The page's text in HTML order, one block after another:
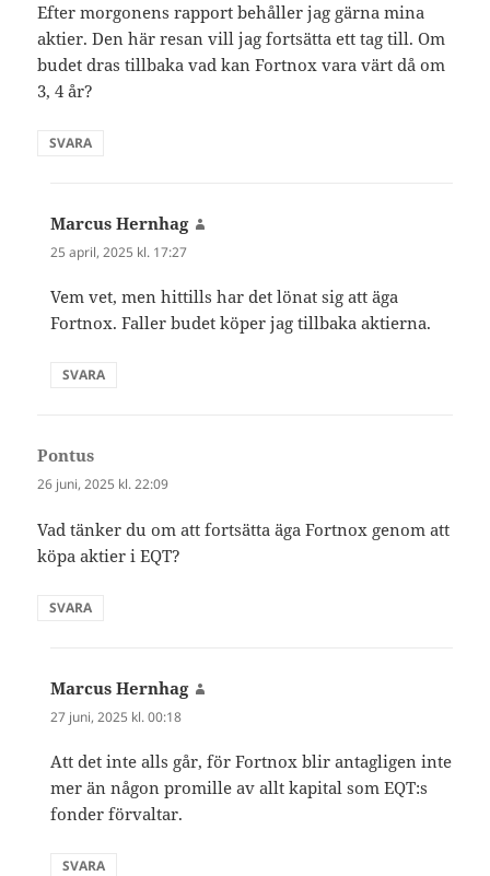
Efter morgonens rapport behåller jag gärna mina
aktier. Den här resan vill jag fortsätta ett tag till. Om
budet dras tillbaka vad kan Fortnox vara värt då om
3, 4 år?
SVARA
Marcus Hernhag
25 april, 2025 kl. 17:27
Vem vet, men hittills har det lönat sig att äga
Fortnox. Faller budet köper jag tillbaka aktierna.
SVARA
Pontus
26 juni, 2025 kl. 22:09
Vad tänker du om att fortsätta äga Fortnox genom att
köpa aktier i EQT?
SVARA
Marcus Hernhag
27 juni, 2025 kl. 00:18
Att det inte alls går, för Fortnox blir antagligen inte
mer än någon promille av allt kapital som EQT:s
fonder förvaltar.
SVARA